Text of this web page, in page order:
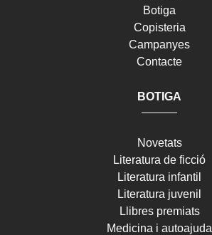
Botiga
Copisteria
Campanyes
Contacte
BOTIGA
Novetats
Literatura de ficció
Literatura infantil
Literatura juvenil
Llibres premiats
Medicina i autoajuda